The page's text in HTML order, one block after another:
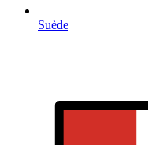
Suède